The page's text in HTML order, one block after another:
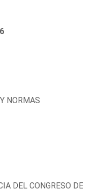
NORMAS
DEL CONGRESO DE